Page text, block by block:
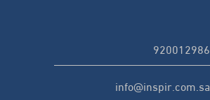
920012986
info@inspir.com.sa